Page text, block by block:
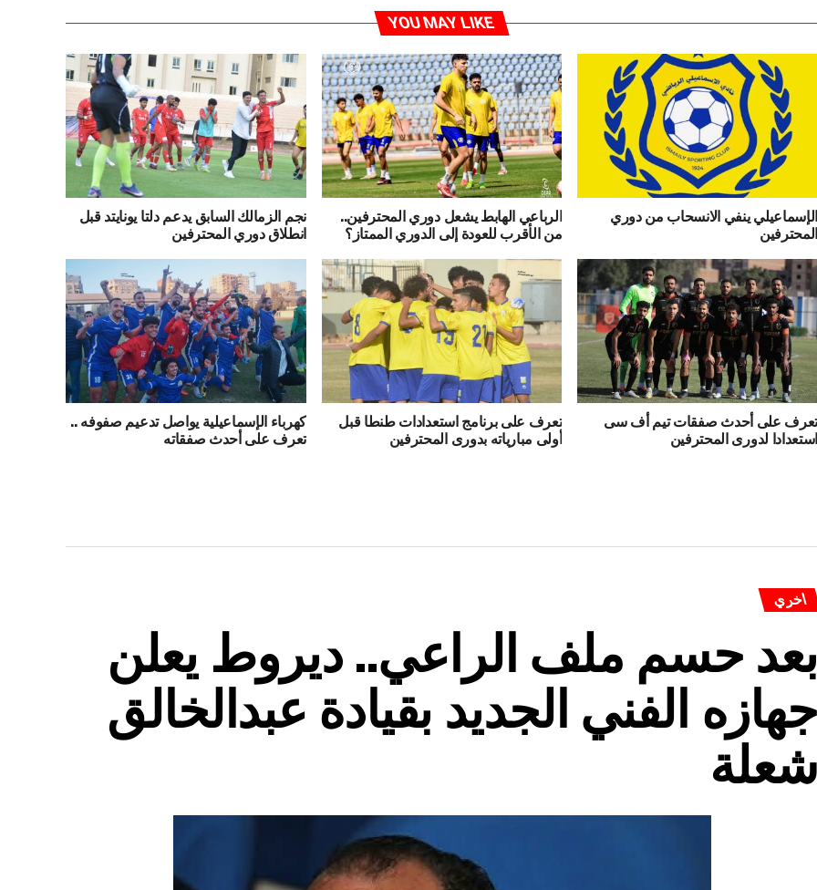
YOU MAY LIKE
الإسماعيلي ينفي الانسحاب من دوري
المحترفين
الرباعي الهابط يشعل دوري المحترفين..
من الأقرب للعودة إلى الدوري الممتاز؟
نجم الزمالك السابق يدعم دلتا يونايتد قبل
انطلاق دوري المحترفين
تعرف على أحدث صفقات تيم أف سى
استعدادا لدورى المحترفين
تعرف على برنامج استعدادات طنطا قبل
أولى مبارياته بدورى المحترفين
كهرباء الإسماعيلية يواصل تدعيم صفوفه ..
تعرف على أحدث صفقاته
اخري
بعد حسم ملف الراعي.. ديروط يعلن
جهازه الفني الجديد بقيادة عبدالخالق
شعلة